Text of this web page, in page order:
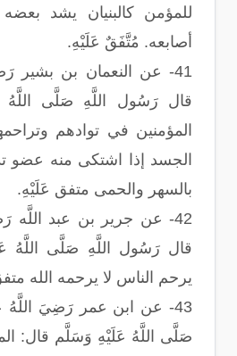
للمؤمن كالبنيان يشد
أصابعه. مُتَّفَقٌ عَلَيْهِ.
41- عن النعمان بن بشير
قال رَسُول اللَّهِ صَلَّى
المؤمنين في توادهم
الجسد إذا اشتكى منه عضو
بالسهر والحمى متفق عَلَيْهِ.
42- عن جرير بن عبد اللَّه
قال رَسُول اللَّهِ صَلَّى اللَّهُ
يرحم الناس لا يرحمه الله
43- عن ابن عمر رَضِيَ اللَّهُ
صَلَّى اللَّهُ عَلَيْهِ وَسَلَّم قال: